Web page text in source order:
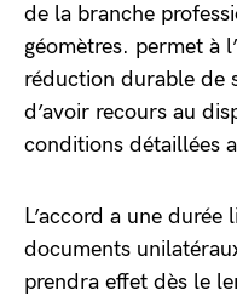
de la branche
géomètres. permet à
réduction durable de
d’avoir recours au
conditions détaillées
L’accord a une
documents
prendra effet dès le